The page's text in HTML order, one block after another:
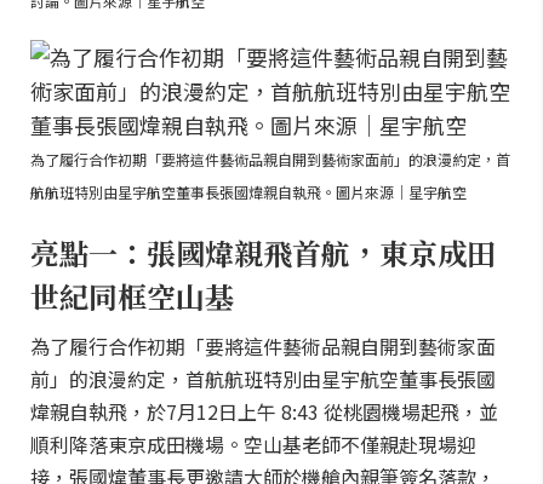
為了履行合作初期「要將這件藝術品親自開到藝術家面前」的浪漫約定，首
航航班特別由星宇航空董事長張國煒親自執飛。圖片來源｜星宇航空
亮點一：張國煒親飛首航，東京成田
世紀同框空山基
為了履行合作初期「要將這件藝術品親自開到藝術家面
前」的浪漫約定，首航航班特別由星宇航空董事長張國
煒親自執飛，於7月12日上午 8:43 從桃園機場起飛，並
順利降落東京成田機場。空山基老師不僅親赴現場迎
接，張國煒董事長更邀請大師於機艙內親筆簽名落款，